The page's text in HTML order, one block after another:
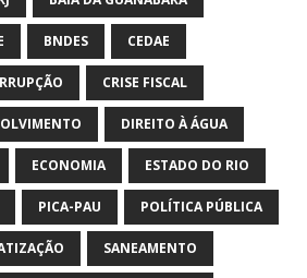
BNDES CEDAE
CRISE FISCAL
DIREITO À ÁGUA
ECONOMIA ESTADO DO RIO
PICA-PAU POLÍTICA PÚBLICA
SANEAMENTO